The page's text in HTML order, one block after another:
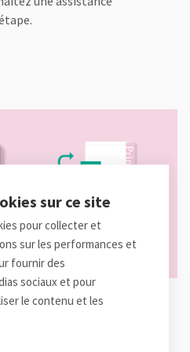
sur ce site
pour collecter et
sur les performances et
fournir des
sociaux et pour
le contenu et les
commercial à une
vous envoyer une